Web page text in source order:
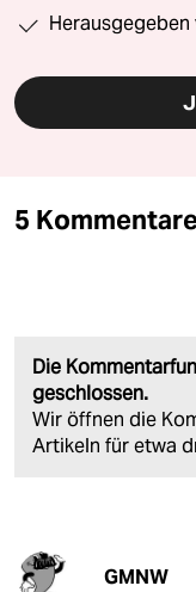
Herausgegeben
5 Kommentare
Die
geschlossen.
Wir öffnen die
Artikeln für etwa
GMNW